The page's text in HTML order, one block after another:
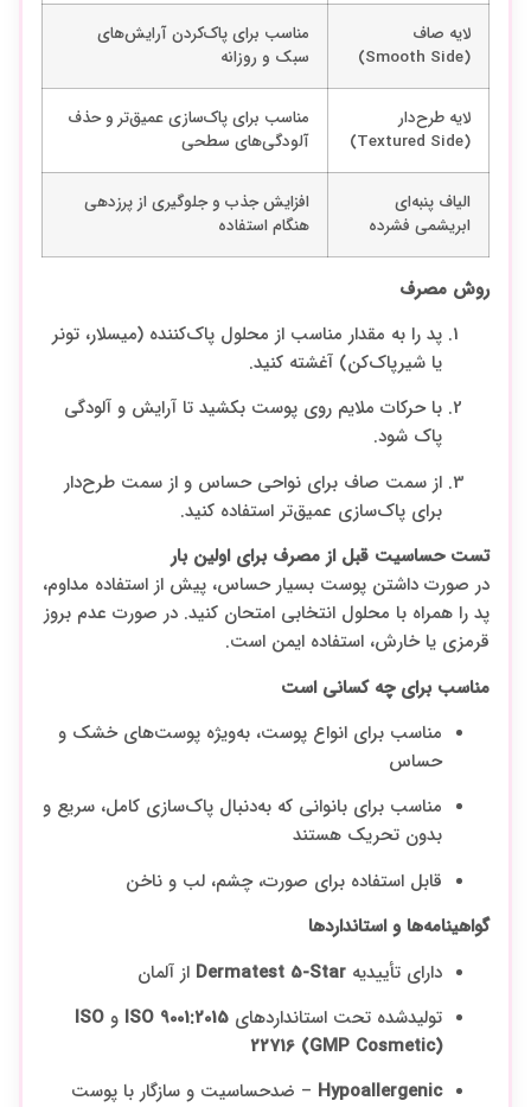
لایه صاف
(Smooth Side)
مناسب برای پاک‌کردن آرایش‌های
سبک و روزانه
لایه طرح‌دار
(Textured Side)
مناسب برای پاک‌سازی عمیق‌تر و حذف
آلودگی‌های سطحی
الیاف پنبه‌ای
ابریشمی فشرده
افزایش جذب و جلوگیری از پرزدهی
هنگام استفاده
روش مصرف
پد را به مقدار مناسب از محلول پاک‌کننده (میسلار، تونر
یا شیرپاک‌کن) آغشته کنید.
با حرکات ملایم روی پوست بکشید تا آرایش و آلودگی
پاک شود.
از سمت صاف برای نواحی حساس و از سمت طرح‌دار
برای پاک‌سازی عمیق‌تر استفاده کنید.
تست حساسیت قبل از مصرف برای اولین بار
در صورت داشتن پوست بسیار حساس، پیش از استفاده مداوم،
پد را همراه با محلول انتخابی امتحان کنید. در صورت عدم بروز
قرمزی یا خارش، استفاده ایمن است.
مناسب برای چه کسانی است
مناسب برای انواع پوست، به‌ویژه پوست‌های خشک و
حساس
مناسب برای بانوانی که به‌دنبال پاک‌سازی کامل، سریع و
بدون تحریک هستند
قابل استفاده برای صورت، چشم، لب و ناخن
گواهینامه‌ها و استانداردها
دارای تأییدیه Dermatest 5-Star از آلمان
تولید‌شده تحت استانداردهای ISO 9001:2015 و ISO
22716 (GMP Cosmetic)
Hypoallergenic – ضد‌حساسیت و سازگار با پوست